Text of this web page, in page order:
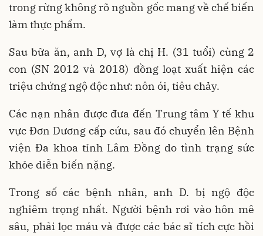
trong rừng không rõ nguồn gốc mang về chế biến
làm thực phẩm.
Sau bữa ăn, anh D, vợ là chị H. (31 tuổi) cùng 2
con (SN 2012 và 2018) đồng loạt xuất hiện các
triệu chứng ngộ độc như: nôn ói, tiêu chảy.
Các nạn nhân được đưa đến Trung tâm Y tế khu
vực Đơn Dương cấp cứu, sau đó chuyển lên Bệnh
viện Đa khoa tỉnh Lâm Đồng do tình trạng sức
khỏe diễn biến nặng.
Trong số các bệnh nhân, anh D. bị ngộ độc
nghiêm trọng nhất. Người bệnh rơi vào hôn mê
sâu, phải lọc máu và được các bác sĩ tích cực hồi